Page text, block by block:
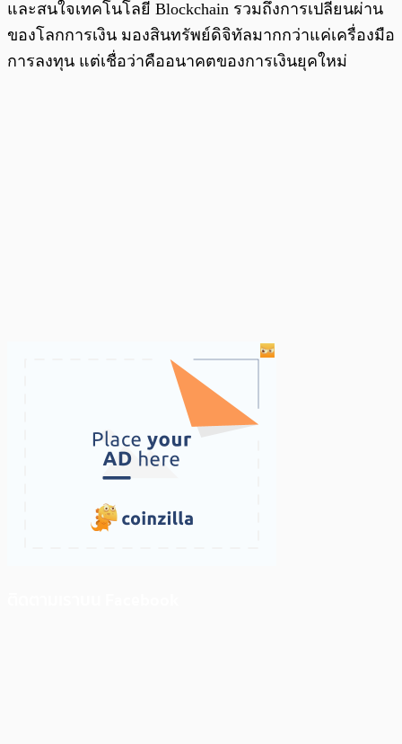
และสนใจเทคโนโลยี Blockchain รวมถึงการเปลี่ยนผ่าน
ของโลกการเงิน มองสินทรัพย์ดิจิทัลมากกว่าแค่เครื่องมือ
การลงทุน แต่เชื่อว่าคืออนาคตของการเงินยุคใหม่